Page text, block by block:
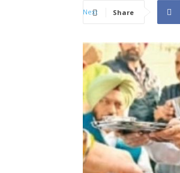
Share